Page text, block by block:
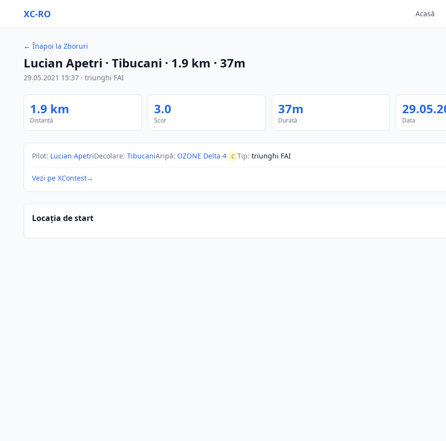
XC-RO Acasă
← Înapoi la Zboruri
Lucian Apetri · Tibucani · 1.9 km · 37m
29.05.2021 15:37 · triunghi FAI
1.9 km
Distanță
3.0
Scor
37m
Durată Data
Pilot: Lucian ApetriDecolare: TibucaniAripă: OZONE Delta 4 C Tip: triunghi FAI
Vezi pe XContest→
Locația de start